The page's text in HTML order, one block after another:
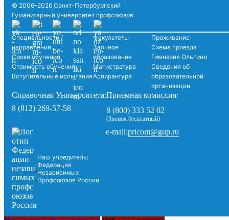
© 2006–2026 Санкт-Петербургский
Гуманитарный университет профсоюзов
Специальности /
направления
Сроки обучения
Стоимость обучения
Вступительные испытания
Факультеты
Заочное
образование
Магистратура
Аспирантура
Проживание
Схема проезда
Гимназия Ольгино
Сведения об
образовательной
организации
Справочная Университета:
8 (812) 269-57-58
Приемная комиссия:
8 (800) 333 52 02
(Звонок бесплатный)
Наш учредитель:
Федерация
Независимых
Профсоюзов России
e-mail:pricom@gup.ru